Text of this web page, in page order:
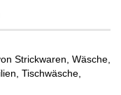
Strickwaren, Wäsche,
Tischwäsche,